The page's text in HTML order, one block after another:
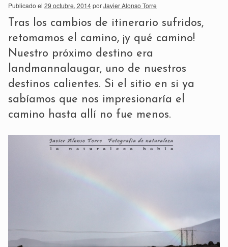
Publicado el 29 octubre, 2014porJavier Alonso Torre
Tras los cambios de itinerario sufridos,
retomamos el camino, ¡y qué camino!
Nuestro próximo destino era
landmannalaugar, uno de nuestros
destinos calientes. Si el sitio en si ya
sabíamos que nos impresionaría el
camino hasta allí no fue menos.